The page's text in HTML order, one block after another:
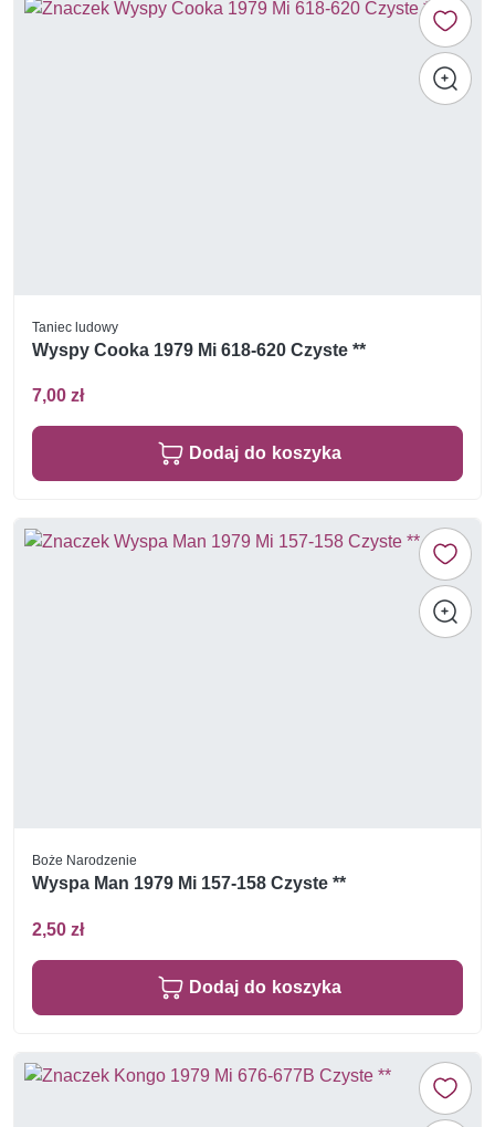
Taniec ludowy
Wyspy Cooka 1979 Mi 618-620 Czyste **
7,00 zł
Dodaj do koszyka
Boże Narodzenie
Wyspa Man 1979 Mi 157-158 Czyste **
2,50 zł
Dodaj do koszyka